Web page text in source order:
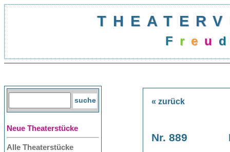
F r e u d
Neue Theaterstücke
Alle Theaterstücke
« zurück
Nr. 889